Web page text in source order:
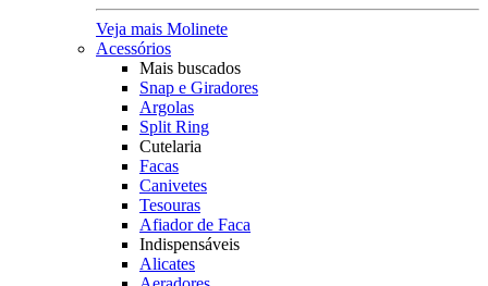
Veja mais Molinete
Acessórios
Mais buscados
Snap e Giradores
Argolas
Split Ring
Cutelaria
Facas
Canivetes
Tesouras
Afiador de Faca
Indispensáveis
Alicates